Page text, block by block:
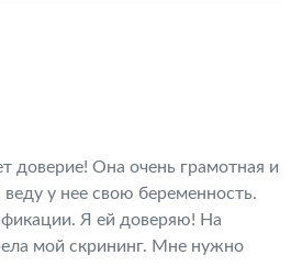
доверие! Она очень грамотная и
у нее свою беременность.
Я ей доверяю! На
мой скрининг. Мне нужно